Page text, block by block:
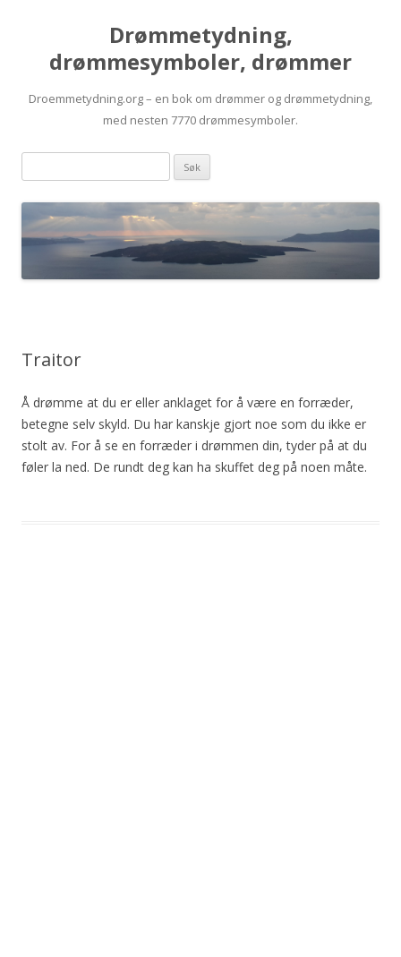
Drømmetydning,
drømmesymboler, drømmer
Droemmetydning.org – en bok om drømmer og drømmetydning,
med nesten 7770 drømmesymboler.
Skip
content
søk:
Traitor
Å drømme at du er eller anklaget for å være en forræder,
betegne selv skyld. Du har kanskje gjort noe som du ikke er
stolt av. For å se en forræder i drømmen din, tyder på at du
føler la ned. De rundt deg kan ha skuffet deg på noen måte.